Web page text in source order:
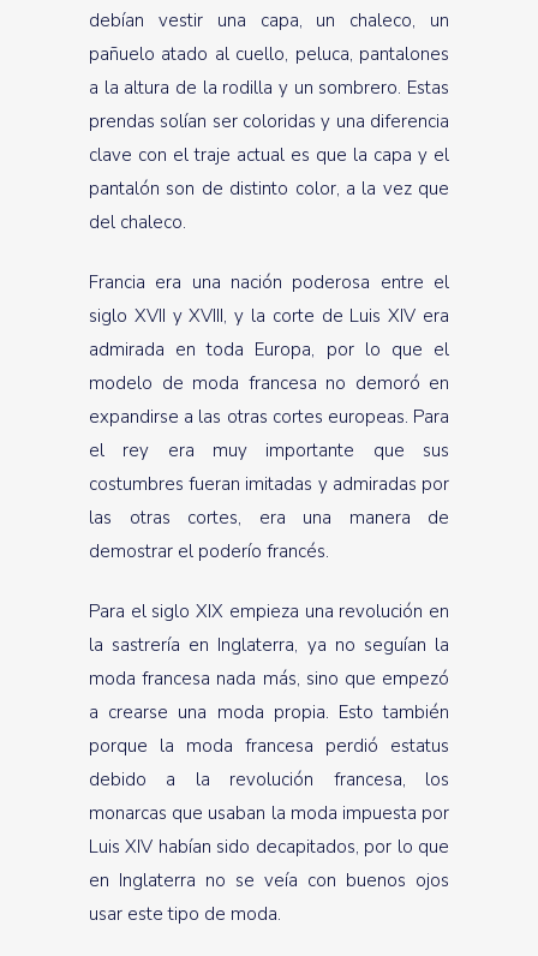
debían vestir una capa, un chaleco, un
pañuelo atado al cuello, peluca, pantalones
a la altura de la rodilla y un sombrero. Estas
prendas solían ser coloridas y una diferencia
clave con el traje actual es que la capa y el
pantalón son de distinto color, a la vez que
del chaleco.
Francia era una nación poderosa entre el
siglo XVII y XVIII, y la corte de Luis XIV era
admirada en toda Europa, por lo que el
modelo de moda francesa no demoró en
expandirse a las otras cortes europeas. Para
el rey era muy importante que sus
costumbres fueran imitadas y admiradas por
las otras cortes, era una manera de
demostrar el poderío francés.
Para el siglo XIX empieza una revolución en
la sastrería en Inglaterra, ya no seguían la
moda francesa nada más, sino que empezó
a crearse una moda propia. Esto también
porque la moda francesa perdió estatus
debido a la revolución francesa, los
monarcas que usaban la moda impuesta por
Luis XIV habían sido decapitados, por lo que
en Inglaterra no se veía con buenos ojos
usar este tipo de moda.